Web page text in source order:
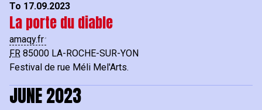
To 17.09.2023
La porte du diable
amaqy.fr
FR 85000 LA-ROCHE-SUR-YON
Festival de rue Méli Mel'Arts.
JUNE 2023